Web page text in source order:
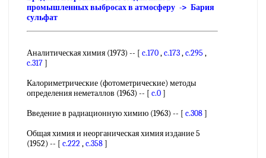
промышленных выбросах в атмосферу -> Бария
сульфат
Аналитическая химия (1973) -- [ c.170,c.173,c.295 ,
c.317]
Калориметрические (фотометрические) методы
определения неметаллов (1963) -- [ c.0]
Введение в радиационную химию (1963) -- [ c.308]
Общая химия и неорганическая химия издание 5
(1952) -- [ c.222,c.358]